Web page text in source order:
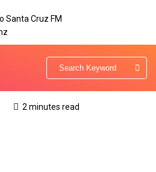
2 minutes read